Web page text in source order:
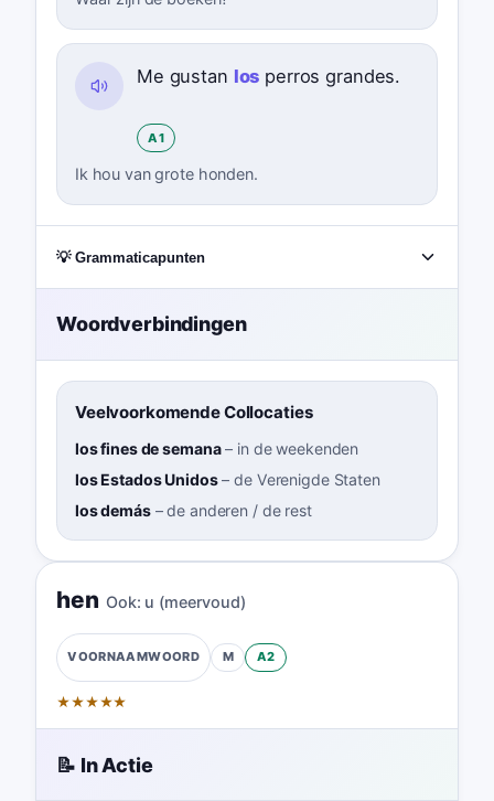
Me gustan los perros grandes.
A1
Ik hou van grote honden.
💡 Grammaticapunten
Woordverbindingen
Veelvoorkomende Collocaties
los fines de semana– in de weekenden
los Estados Unidos–de Verenigde Staten
los demás–de anderen / de rest
hen Ook: u (meervoud)
VOORNAAMWOORD M A2
★★★★★
📝 In Actie